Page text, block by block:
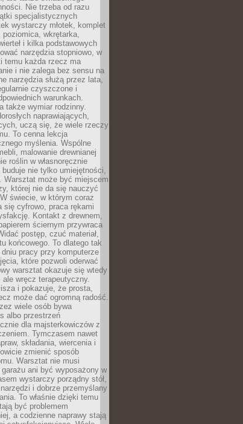
Nie trzeba od razu
specjalistycznych
wystarczy młotek, komplet
poziomica, wkrętarka,
i kilka podstawowych
narzędzia stopniowo, w
temu każda rzecz ma
i nie zalega bez sensu na
narzędzia służą przez lata,
czyszczone i
warunkach.
także wymiar rodzinny.
naprawiających,
uczą się, że wiele rzeczy
To cenna lekcja
myślenia. Wspólne
malowanie drewnianej
roślin w własnoręcznie
nie tylko umiejętności,
Warsztat może być miejscem
której nie da się nauczyć
świecie, w którym coraz
się cyfrowo, praca rękami
Kontakt z drewnem,
ściernym przywraca
postęp, czuć materiał,
końcowego. To dlatego tak
dniu pracy przy komputerze
które pozwoli oderwać
warsztat okazuje się wtedy
wręcz terapeutyczny.
i pokazuje, że prosta,
może dać ogromną radość.
wiele osób bywa
albo przestrzeń
dla majsterkowiczów z
Tymczasem nawet
składania, wiercenia i
zmienić sposób
Warsztat nie musi
ani być wyposażony w
wystarczy porządny stół,
i dobrze przemyślany
To właśnie dzięki temu
być problemem
a codzienne naprawy stają